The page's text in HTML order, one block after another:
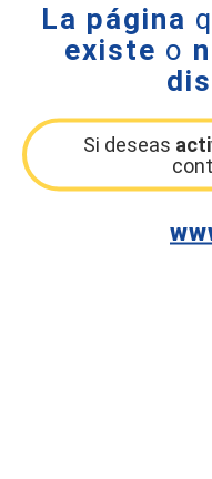
La página
existe o
Si deseas